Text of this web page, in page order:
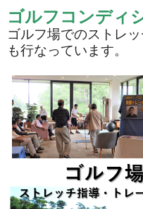
ゴルフコンディ
ゴルフ場でのストレ
も行なっています。